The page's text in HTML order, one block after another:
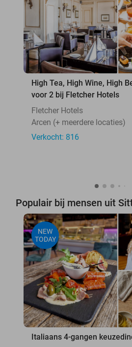
High Tea, High Wine, High
voor 2 bij Fletcher Hotels
Fletcher Hotels
Arcen (+ meerdere locaties)
Verkocht: 816
Populair bij mensen uit
NEW
TODAY
Italiaans 4-gangen